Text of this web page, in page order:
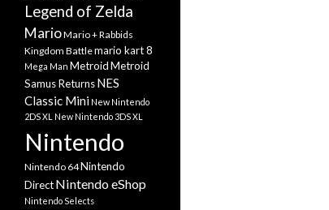
Legend of Zelda
MarioMario + Rabbids
Kingdom Battlemario kart 8
Mega Man MetroidMetroid
Samus ReturnsNES
Classic Mini New Nintendo
2DS XL New Nintendo 3DS XL
Nintendo
Nintendo 64Nintendo
DirectNintendo eShop
Nintendo Selects